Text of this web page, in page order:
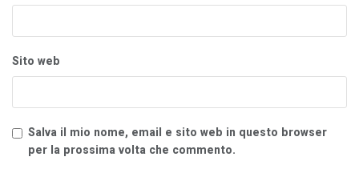
Sito web
Salva il mio nome, email e sito web in questo browser
per la prossima volta che commento.